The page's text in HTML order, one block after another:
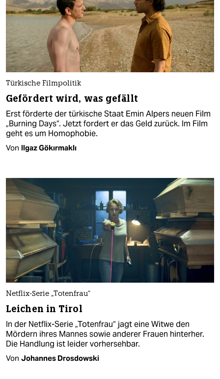
Türkische Filmpolitik
Gefördert wird, was gefällt
Erst förderte der türkische Staat Emin Alpers neuen Film
„Burning Days“. Jetzt fordert er das Geld zurück. Im Film
geht es um Homophobie.
Von Ilgaz Gökırmaklı
Netflix-Serie „Totenfrau“
Leichen in Tirol
In der Netflix-Serie „Totenfrau“ jagt eine Witwe den
Mördern ihres Mannes sowie anderer Frauen hinterher.
Die Handlung ist leider vorhersehbar.
Von Johannes Drosdowski